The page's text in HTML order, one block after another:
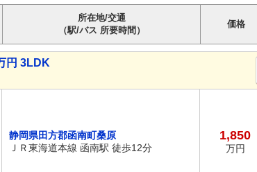
所在地/交通
（駅/バス 所要時間）
価格
円 3LDK
静岡県田方郡函南町桑原
ＪＲ東海道本線 函南駅 徒歩12分
1,850
万円